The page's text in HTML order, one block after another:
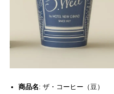
商品名: ザ・コーヒー（豆）